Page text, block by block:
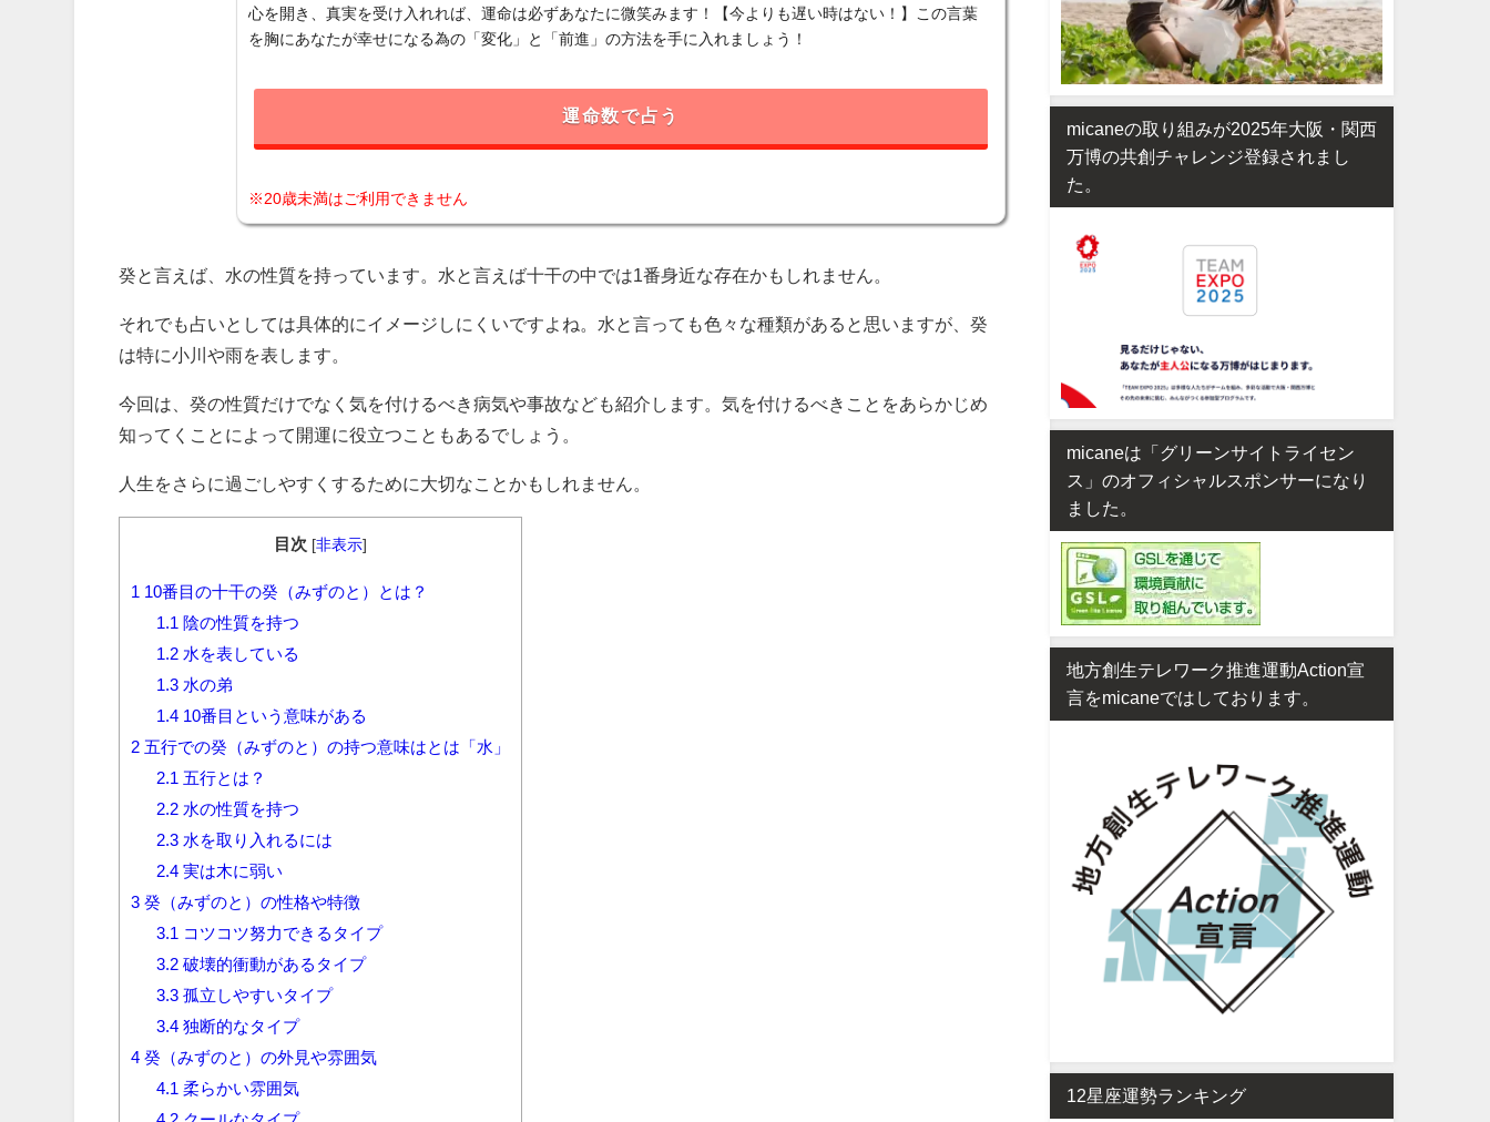
心を開き、真実を受け入れれば、運命は必ずあなたに微笑みます！【今よりも遅い時はない！】この言葉
を胸にあなたが幸せになる為の「変化」と「前進」の方法を手に入れましょう！
運命数で占う
※20歳未満はご利用できません
癸と言えば、水の性質を持っています。水と言えば十干の中では1番身近な存在かもしれません。
それでも占いとしては具体的にイメージしにくいですよね。水と言っても色々な種類があると思いますが、癸
は特に小川や雨を表します。
今回は、癸の性質だけでなく気を付けるべき病気や事故なども紹介します。気を付けるべきことをあらかじめ
知ってくことによって開運に役立つこともあるでしょう。
人生をさらに過ごしやすくするために大切なことかもしれません。
目次 [非表示]
1 10番目の十干の癸（みずのと）とは？
1.1 陰の性質を持つ
1.2 水を表している
1.3 水の弟
1.4 10番目という意味がある
2 五行での癸（みずのと）の持つ意味はとは「水」
2.1 五行とは？
2.2 水の性質を持つ
2.3 水を取り入れるには
2.4 実は木に弱い
3 癸（みずのと）の性格や特徴
3.1 コツコツ努力できるタイプ
3.2 破壊的衝動があるタイプ
3.3 孤立しやすいタイプ
3.4 独断的なタイプ
4 癸（みずのと）の外見や雰囲気
4.1 柔らかい雰囲気
micaneの取り組みが2025年大阪・関西
万博の共創チャレンジ登録されまし
た。
micaneは「グリーンサイトライセン
ス」のオフィシャルスポンサーになり
ました。
地方創生テレワーク推進運動Action宣
言をmicaneではしております。
12星座運勢ランキング